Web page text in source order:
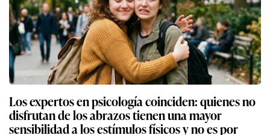
Los expertos en psicología coinciden: quienes no
disfrutan de los abrazos tienen una mayor
sensibilidad a los estímulos físicos y no es por